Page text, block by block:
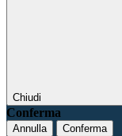
Chiudi
Conferma
Annulla Conferma